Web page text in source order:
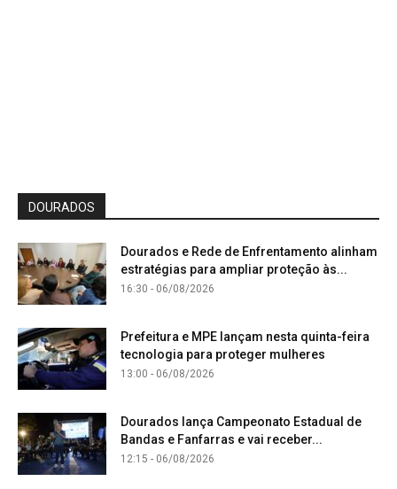
DOURADOS
Dourados e Rede de Enfrentamento alinham
estratégias para ampliar proteção às...
16:30 - 06/08/2026
Prefeitura e MPE lançam nesta quinta-feira
tecnologia para proteger mulheres
13:00 - 06/08/2026
Dourados lança Campeonato Estadual de
Bandas e Fanfarras e vai receber...
12:15 - 06/08/2026